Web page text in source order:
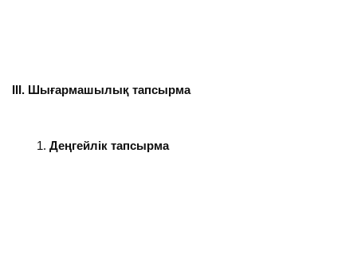
ІІІ. Шығармашылық тапсырма
Деңгейлік тапсырма